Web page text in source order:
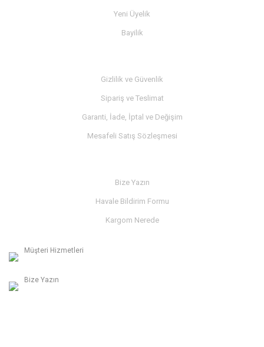
Yeni Üyelik
Bayilik
Gizlilik ve Güvenlik
Sipariş ve Teslimat
Garanti, İade, İptal ve Değişim
Mesafeli Satış Sözleşmesi
Bize Yazın
Havale Bildirim Formu
Kargom Nerede
Müşteri Hizmetleri
Bize Yazın